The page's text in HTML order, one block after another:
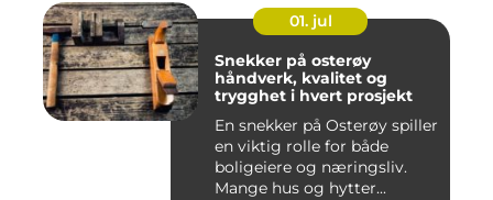
01. jul
Snekker på osterøy
håndverk, kvalitet og
trygghet i hvert prosjekt
En snekker på Osterøy spiller
en viktig rolle for både
boligeiere og næringsliv.
Mange hus og hytter...